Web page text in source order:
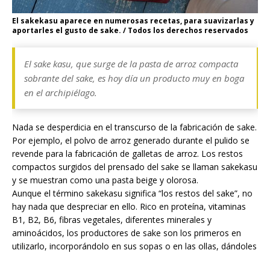
El sakekasu aparece en numerosas recetas, para suavizarlas y
aportarles el gusto de sake. / Todos los derechos reservados
El sake kasu, que surge de la pasta de arroz compacta
sobrante del sake, es hoy día un producto muy en boga
en el archipiélago.
Nada se desperdicia en el transcurso de la fabricación de sake.
Por ejemplo, el polvo de arroz generado durante el pulido se
revende para la fabricación de galletas de arroz. Los restos
compactos surgidos del prensado del sake se llaman sakekasu
y se muestran como una pasta beige y olorosa.
Aunque el término sakekasu significa “los restos del sake”, no
hay nada que despreciar en ello. Rico en proteína, vitaminas
B1, B2, B6, fibras vegetales, diferentes minerales y
aminoácidos, los productores de sake son los primeros en
utilizarlo, incorporándolo en sus sopas o en las ollas, dándoles